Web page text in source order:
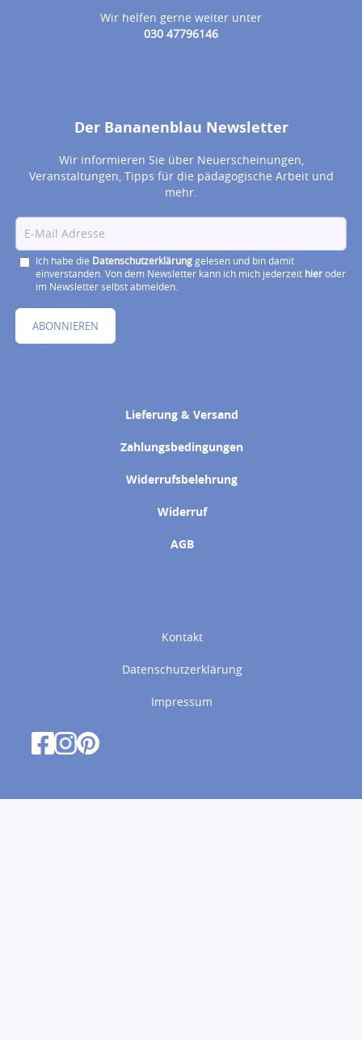
Wir helfen gerne weiter unter
030 47796146
Der Bananenblau Newsletter
Wir informieren Sie über Neuerscheinungen,
Veranstaltungen, Tipps für die pädagogische Arbeit und
mehr.
Ich habe die Datenschutzerklärunggelesen und bin damit
einverstanden. Von dem Newsletter kann ich mich jederzeit hieroder
im Newsletter selbst abmelden.
ABONNIEREN
Lieferung & Versand
Zahlungsbedingungen
Widerrufsbelehrung
Widerruf
AGB
Kontakt
Datenschutzerklärung
Impressum